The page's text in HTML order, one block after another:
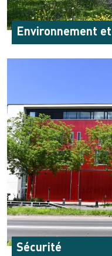
Environnement
Sécurité